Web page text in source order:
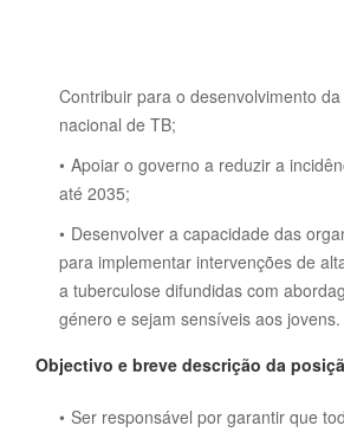
Contribuir para o desenvolvimento
nacional de TB;
Apoiar o governo a reduzir a
até 2035;
Desenvolver a capacidade das
para implementar intervenções de
a tuberculose difundidas com
género e sejam sensíveis aos jovens.
Objectivo e breve descrição da
Ser responsável por garantir que